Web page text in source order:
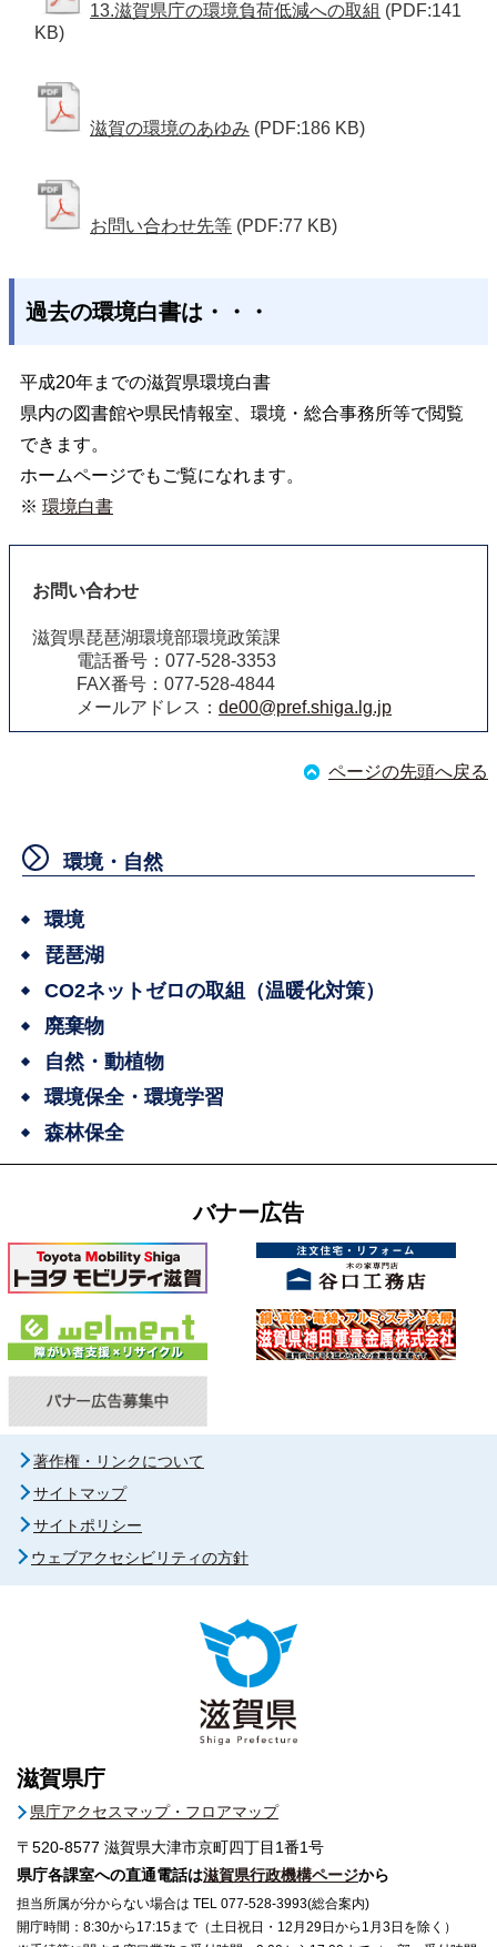
13.滋賀県庁の環境負荷低減への取組 (PDF:141
KB)
滋賀の環境のあゆみ (PDF:186 KB)
お問い合わせ先等 (PDF:77 KB)
過去の環境白書は・・・
平成20年までの滋賀県環境白書
県内の図書館や県民情報室、環境・総合事務所等で閲覧
できます。
ホームページでもご覧になれます。
※ 環境白書
お問い合わせ
滋賀県琵琶湖環境部環境政策課
電話番号：077-528-3353
FAX番号：077-528-4844
メールアドレス： de00@pref.shiga.lg.jp
ページの先頭へ戻る
環境・自然
環境
琵琶湖
CO2ネットゼロの取組（温暖化対策）
廃棄物
自然・動植物
環境保全・環境学習
森林保全
バナー広告
著作権・リンクについて
サイトマップ
サイトポリシー
ウェブアクセシビリティの方針
滋賀県庁
県庁アクセスマップ・フロアマップ
〒520-8577 滋賀県大津市京町四丁目1番1号
県庁各課室への直通電話は滋賀県行政機構ページから
担当所属が分からない場合は TEL 077-528-3993(総合案内)
開庁時間：8:30から17:15まで（土日祝日・12月29日から1月3日を除く）